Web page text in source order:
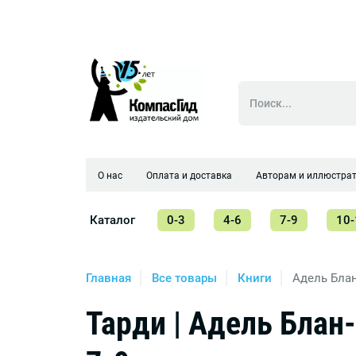
Главная Все товары Книги Адель
Тарди | Адель
О нас Оплата и доставка Авторам и
Каталог 0-3 4-6 7-9